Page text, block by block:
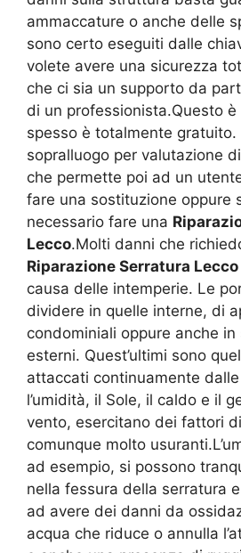
ammaccature o anche delle
sono certo eseguiti dalle
volete avere una sicurezza
che ci sia un supporto da
di un professionista.Questo è
spesso è totalmente gratuito.
sopralluogo per valutazione
che permette poi ad un
fare una sostituzione oppure
necessario fare una
Lecco.Molti danni che
Riparazione Serratura Lecco
causa delle intemperie. Le
dividere in quelle interne, di
condominiali oppure anche in
esterni. Quest’ultimi sono
attaccati continuamente
l’umidità, il Sole, il caldo e il
vento, esercitano dei fattori
comunque molto
ad esempio, si possono
nella fessura della serratura
ad avere dei danni da
acqua che riduce o annulla